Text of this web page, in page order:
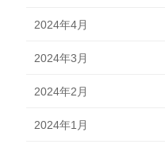
2024年4月
2024年3月
2024年2月
2024年1月